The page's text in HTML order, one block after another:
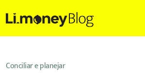
Conciliar e planejar